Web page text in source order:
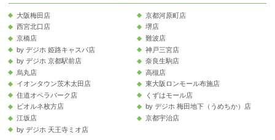
大阪梅田店
京都河原町店
西宮北口店
堺店
京橋店
難波店
by デジホ 姫路キャスパ店
神戸三宮店
by デジホ 京都駅前店
奈良生駒店
烏丸店
高槻店
イオンタウン茨木太田店
東大阪ロンモール布施店
住道オペラパーク店
くずはモール店
ビオルネ枚方店
by デジホ 梅田地下（うめちか）店
江坂店
京都宇治店
by デジホ 天王寺ミオ店